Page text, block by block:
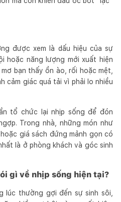
được xem là dấu hiệu của sự
hoặc năng lượng mới xuất hiện
bạn thấy ồn ào, rối hoặc mệt,
cảm giác quá tải vì phải lo nhiều
tổ chức lại nhịp sống để đón
Trong nhà, những món như
giá sách đứng mảnh gọn có
là ở phòng khách và góc sinh
gì về nhịp sống hiện tại?
lúc thường gợi đến sự sinh sôi,